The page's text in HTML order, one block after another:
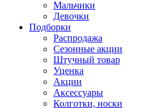
Мальчики
Девочки
Подборки
Распродажа
Сезонные акции
Штучный товар
Уценка
Акции
Аксессуары
Колготки, носки